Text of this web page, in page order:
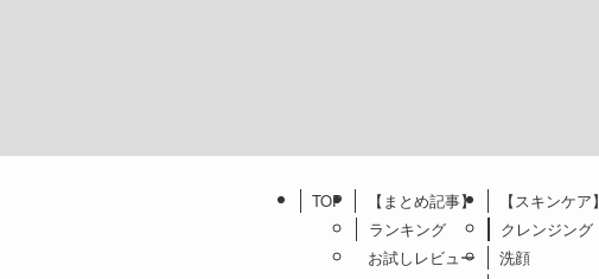
TOP
【まとめ記事】
ランキング
お試しレビュー
【スキンケア】
クレンジング
洗顔